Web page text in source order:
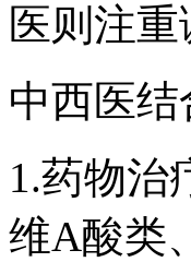
医则注
中西医
1.药物治
维A酸类